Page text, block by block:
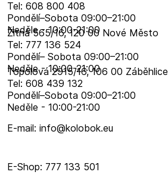
Tel: 608 800 408
Pondělí–​Sobota 09:00–​21:00
Neděle - 10:00-21:00
Žitná 565/16, 120 00 Nové Město
Tel: 777 136 524
Pondělí– Sobota 09:00–21:00
Neděle - 10:00-21:00
Topolová 2915/16, 106 00 Záběhlice
Tel: 608 439 132
Pondělí–​Sobota 09:00–​21:00
Neděle - 10:00-21:00
E-mail: info@kolobok.eu
E-Shop: 777 133 501